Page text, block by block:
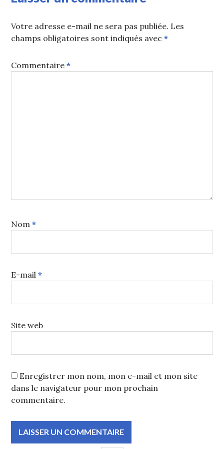
Votre adresse e-mail ne sera pas publiée. Les
champs obligatoires sont indiqués avec*
Commentaire*
Nom*
E-mail*
Site web
Enregistrer mon nom, mon e-mail et mon site
dans le navigateur pour mon prochain
commentaire.